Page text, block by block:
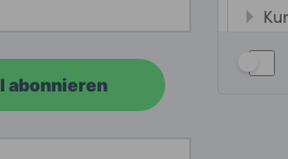
abonnieren